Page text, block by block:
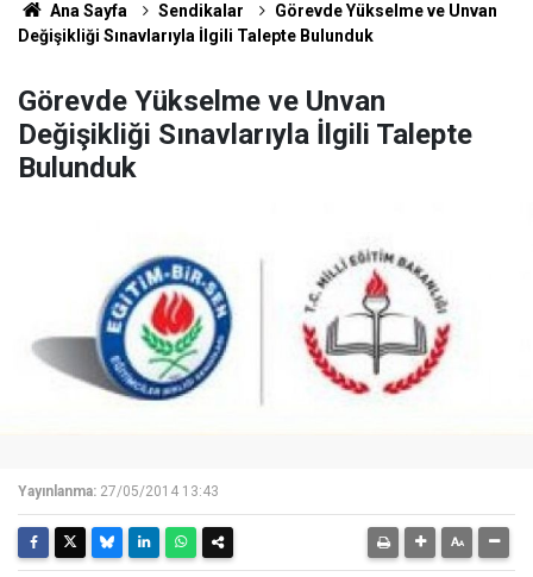
Ana Sayfa Sendikalar
Görevde Yükselme ve Unvan
Değişikliği Sınavlarıyla İlgili Talepte Bulunduk
Görevde Yükselme ve Unvan
Değişikliği Sınavlarıyla İlgili Talepte
Bulunduk
Yayınlanma: 27/05/2014 13:43